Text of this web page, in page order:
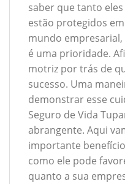
saber que tanto
estão protegidos
mundo
é uma prioridade.
motriz por trás de
sucesso. Uma
demonstrar esse
Seguro de Vida
abrangente. Aqui
importante
como ele pode
quanto a sua